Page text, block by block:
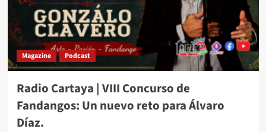
Magazine Podcast
Radio Cartaya | VIII Concurso de
Fandangos: Un nuevo reto para Álvaro
Díaz.